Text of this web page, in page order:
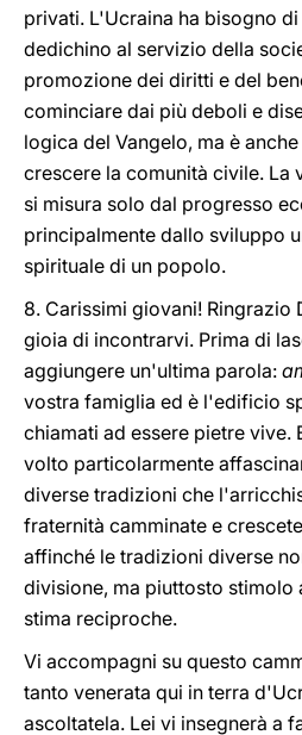
privati. L'Ucraina ha bisogno
dedichino al servizio della
promozione dei diritti e del
cominciare dai più deboli e
logica del Vangelo, ma è
crescere la comunità civile. La
si misura solo dal progresso
principalmente dallo sviluppo
spirituale di un popolo.
8. Carissimi giovani! Ringrazio
gioia di incontrarvi. Prima di
aggiungere un'ultima parola:
vostra famiglia ed è l'edificio
chiamati ad essere pietre vive.
volto particolarmente
diverse tradizioni che
fraternità camminate e
affinché le tradizioni diverse
divisione, ma piuttosto stimolo
stima reciproche.
Vi accompagni su questo
tanto venerata qui in terra
ascoltatela. Lei vi insegnerà a